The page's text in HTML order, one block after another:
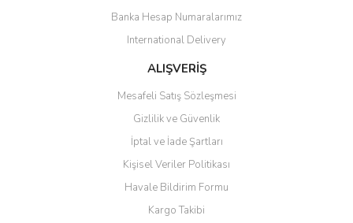
Banka Hesap Numaralarımız
International Delivery
ALIŞVERİŞ
Mesafeli Satış Sözleşmesi
Gizlilik ve Güvenlik
İptal ve İade Şartları
Kişisel Veriler Politikası
Havale Bildirim Formu
Kargo Takibi